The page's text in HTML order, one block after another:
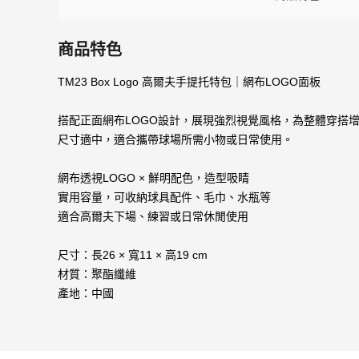
商品特色
TM23 Box Logo 高爾夫手提托特包｜網布LOGO面板
搭配正面網布LOGO設計，展現強烈視覺風格，為整體穿搭
尺寸適中，適合攜帶球場所需小物或日常使用。
網布透視LOGO × 鮮明配色，造型吸睛
實用容量，可收納球具配件、毛巾、水瓶等
適合高爾夫下場、練習或日常休閒使用
尺寸：長26 × 寬11 × 高19 cm
材質：聚酯纖維
產地：中國